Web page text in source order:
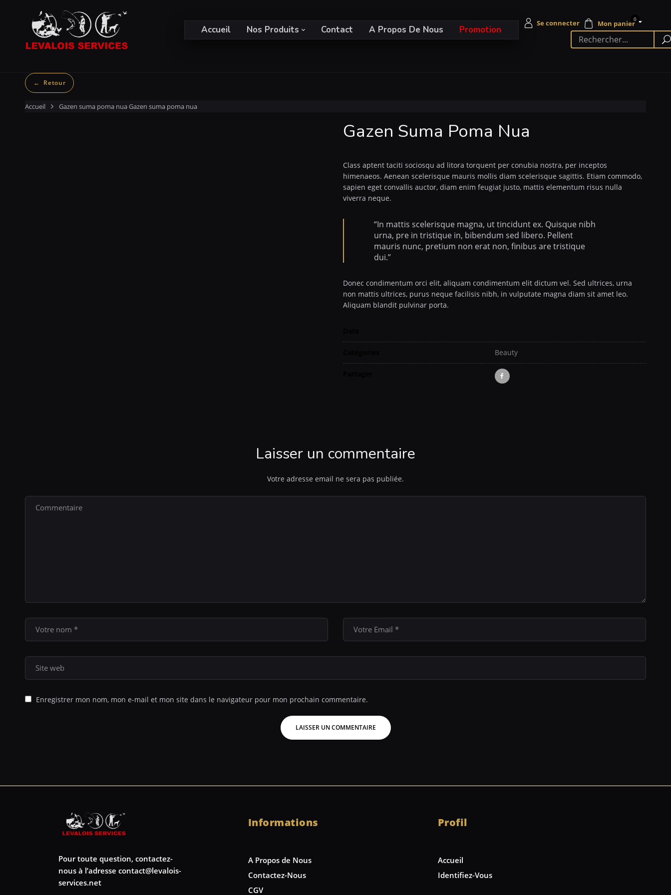
Accueil Nos Produits Contact A Propos De Nous Promotion
0
Accueil Gazen suma poma nuaGazen suma poma nua
Gazen Suma Poma Nua
Class aptent taciti sociosqu ad litora torquent per conubia nostra, per inceptos
himenaeos. Aenean scelerisque mauris mollis diam scelerisque sagittis. Etiam commodo,
sapien eget convallis auctor, diam enim feugiat justo, mattis elementum risus nulla
viverra neque.
“In mattis scelerisque magna, ut tincidunt ex. Quisque nibh
urna, pre in tristique in, bibendum sed libero. Pellent
mauris nunc, pretium non erat non, finibus are tristique
dui.”
Donec condimentum orci elit, aliquam condimentum elit dictum vel. Sed ultrices, urna
non mattis ultrices, purus neque facilisis nibh, in vulputate magna diam sit amet leo.
Aliquam blandit pulvinar porta.
Beauty
Laisser un commentaire
Votre adresse email ne sera pas publiée.
Enregistrer mon nom, mon e-mail et mon site dans le navigateur pour mon prochain commentaire.
Pour toute question, contactez-
nous à l’adresse contact@levalois-
services.net
Informations
A Propos de Nous
Contactez-Nous
CGV
Profil
Accueil
Identifiez-Vous